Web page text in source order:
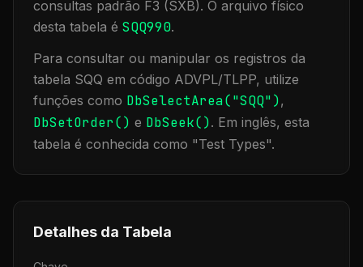
consultas padrão F3 (SXB). O arquivo físico
desta tabela é SQQ990.
Para consultar ou manipular os registros da
tabela SQQ em código ADVPL/TLPP, utilize
funções como DbSelectArea("SQQ"),
DbSetOrder() e DbSeek(). Em inglês, esta
tabela é conhecida como "Test Types".
Detalhes da Tabela